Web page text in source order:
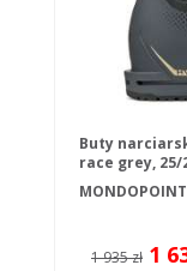
Buty
race grey, 25/
1 935 zł 1